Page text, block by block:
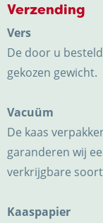
Verzending
Vers
De door u
gekozen gewicht.
Vacuüm
De kaas
garanderen wij
verkrijgbare
Kaaspapier